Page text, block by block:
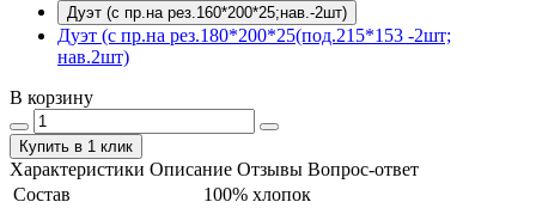
Дуэт (с пр.на рез.160*200*25;нав.-2шт)
Дуэт (с пр.на рез.180*200*25(под.215*153 -2шт;
нав.2шт)
В корзину
Купить в 1 клик
Характеристики Описание Отзывы Вопрос-ответ
Состав
100% хлопок